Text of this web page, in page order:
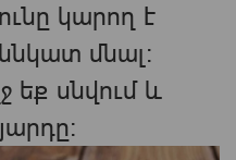
կարող է
մնալ:
եք սնվում և